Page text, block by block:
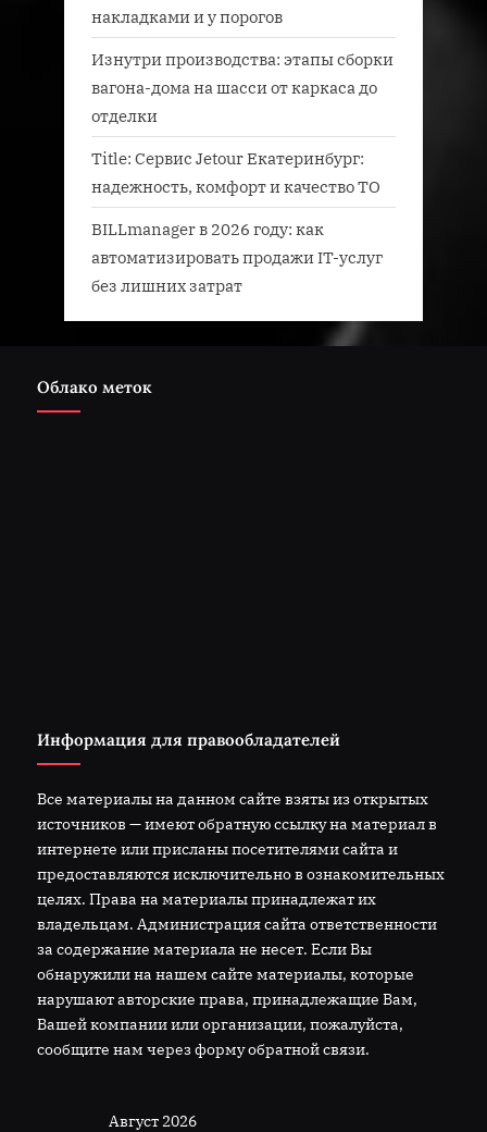
накладками и у порогов
Изнутри производства: этапы сборки
вагона-дома на шасси от каркаса до
отделки
Title: Сервис Jetour Екатеринбург:
надежность, комфорт и качество ТО
BILLmanager в 2026 году: как
автоматизировать продажи IT-услуг
без лишних затрат
Облако меток
Информация для правообладателей
Все материалы на данном сайте взяты из открытых
источников — имеют обратную ссылку на материал в
интернете или присланы посетителями сайта и
предоставляются исключительно в ознакомительных
целях. Права на материалы принадлежат их
владельцам. Администрация сайта ответственности
за содержание материала не несет. Если Вы
обнаружили на нашем сайте материалы, которые
нарушают авторские права, принадлежащие Вам,
Вашей компании или организации, пожалуйста,
сообщите нам через форму обратной связи.
Август 2026